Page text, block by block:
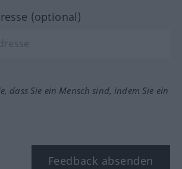
(optional)
dass Sie ein Mensch sind, indem Sie ein
Feedback absenden